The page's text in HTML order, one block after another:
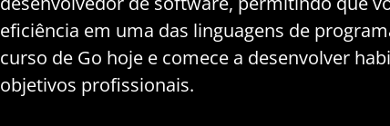
eficiência em uma das linguagens de
curso de Go hoje e comece a desenvolver
objetivos profissionais.